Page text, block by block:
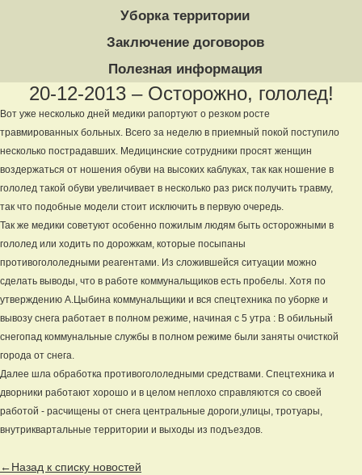
Уборка территории
Заключение договоров
Полезная информация
20-12-2013 – Осторожно, гололед!
Вот уже несколько дней медики рапортуют о резком росте
травмированных больных. Всего за неделю в приемный покой поступило
несколько пострадавших. Медицинские сотрудники просят женщин
воздержаться от ношения обуви на высоких каблуках, так как ношение в
гололед такой обуви увеличивает в несколько раз риск получить травму,
так что подобные модели стоит исключить в первую очередь.
Так же медики советуют особенно пожилым людям быть осторожными в
гололед или ходить по дорожкам, которые посыпаны
противогололедными реагентами. Из сложившейся ситуации можно
сделать выводы, что в работе коммунальщиков есть пробелы. Хотя по
утверждению А.Цыбина коммунальщики и вся спецтехника по уборке и
вывозу снега работает в полном режиме, начиная с 5 утра : В обильный
снегопад коммунальные службы в полном режиме были заняты очисткой
города от снега.
Далее шла обработка противогололедными средствами. Спецтехника и
дворники работают хорошо и в целом неплохо справляются со своей
работой - расчищены от снега центральные дороги,улицы, тротуары,
внутриквартальные территории и выходы из подъездов.
←Назад к списку новостей